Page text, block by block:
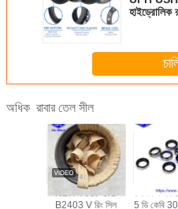
হাইড্রোলিক
অধিক রাবার তেল সীল
NBR V99F JIS
B2403 V রিং সিল
মোশন
5 ডি কেবি